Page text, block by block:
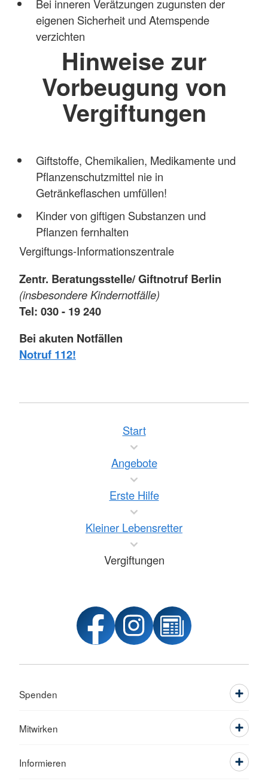
Bei inneren Verätzungen zugunsten der
eigenen Sicherheit und Atemspende
verzichten
Hinweise zur
Vorbeugung von
Vergiftungen
Giftstoffe, Chemikalien, Medikamente und
Pflanzenschutzmittel nie in
Getränkeflaschen umfüllen!
Kinder von giftigen Substanzen und
Pflanzen fernhalten
Vergiftungs-Informationszentrale
Zentr. Beratungsstelle/ Giftnotruf Berlin
(insbesondere Kindernotfälle)
Tel: 030 - 19 240
Bei akuten Notfällen
Notruf 112!
Start
Angebote
Erste Hilfe
Kleiner Lebensretter
Vergiftungen
Spenden
Mitwirken
Informieren